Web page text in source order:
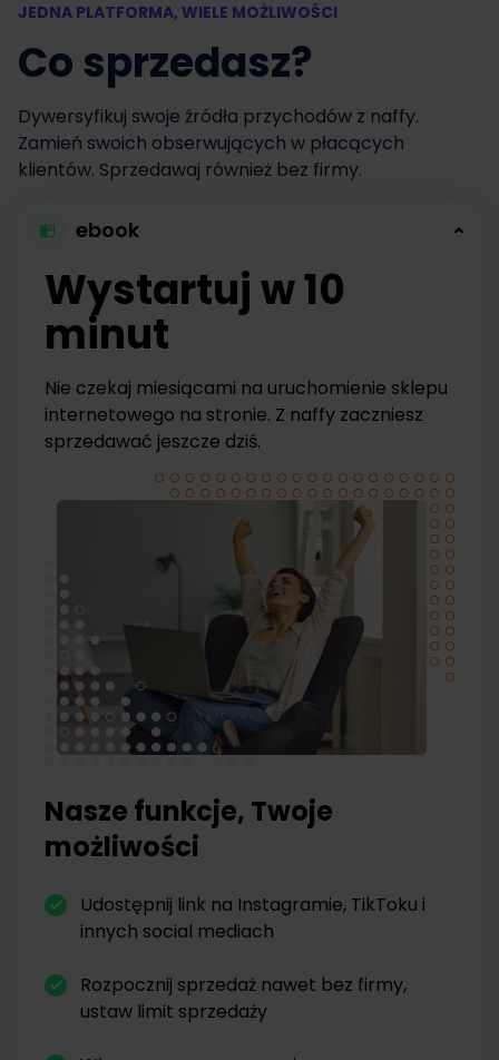
JEDNA PLATFORMA, WIELE MOŻLIWOŚCI
Co sprzedasz?
Dywersyfikuj swoje źródła przychodów z naffy.
Zamień swoich obserwujących w płacących
klientów. Sprzedawaj również bez firmy.
ebook
Wystartuj w 10
minut
Nie czekaj miesiącami na uruchomienie sklepu
internetowego na stronie. Z naffy zaczniesz
sprzedawać jeszcze dziś.
Nasze funkcje, Twoje
możliwości
Udostępnij link na Instagramie, TikToku i
innych social mediach
Rozpocznij sprzedaż nawet bez firmy,
ustaw limit sprzedaży